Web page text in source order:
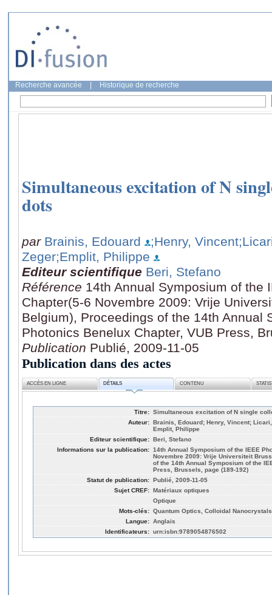
Recherche avancée Historique de recherche
Simultaneous excitation of N
dots
par Brainis, Edouard ;Henry, Vincent
Zeger;Emplit, Philippe
Editeur scientifique Beri, Stefano
Référence 14th Annual Symposium of the
Chapter(5-6 Novembre 2009: Vrije
Belgium), Proceedings of the 14th Annual
Photonics Benelux Chapter, VUB Press,
Publication Publié, 2009-11-05
Publication dans des actes
ACCÈS EN LIGNE DÉTAILS CONTENU
Titre: Simultaneous excitation of N single
Auteur: Brainis, Edouard; Henry, Vincent;
Emplit, Philippe
Editeur scientifique: Beri, Stefano
Informations sur la publication: 14th Annual Symposium of the IEEE
Novembre 2009: Vrije Universiteit
of the 14th Annual Symposium of the
Press, Brussels, page (189-192)
Statut de publication: Publié, 2009-11-05
Sujet CREF: Matériaux optiques
Optique
Mots-clés: Quantum Optics, Colloidal
Langue: Anglais
Identificateurs: urn:isbn:9789054876502